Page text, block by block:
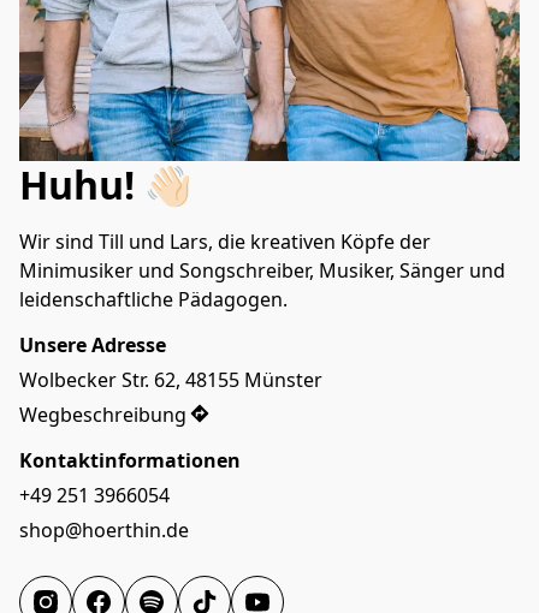
Huhu! 👋🏻
Wir sind Till und Lars, die kreativen Köpfe der
Minimusiker und Songschreiber, Musiker, Sänger und
leidenschaftliche Pädagogen.
Unsere Adresse
Wolbecker Str. 62, 48155 Münster
Wegbeschreibung
Kontaktinformationen
+49 251 3966054
shop@hoerthin.de